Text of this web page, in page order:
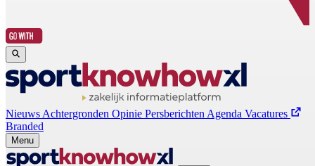
Nieuws Achtergronden Opinie Persberichten Agenda Vacatures
Branded
Menu